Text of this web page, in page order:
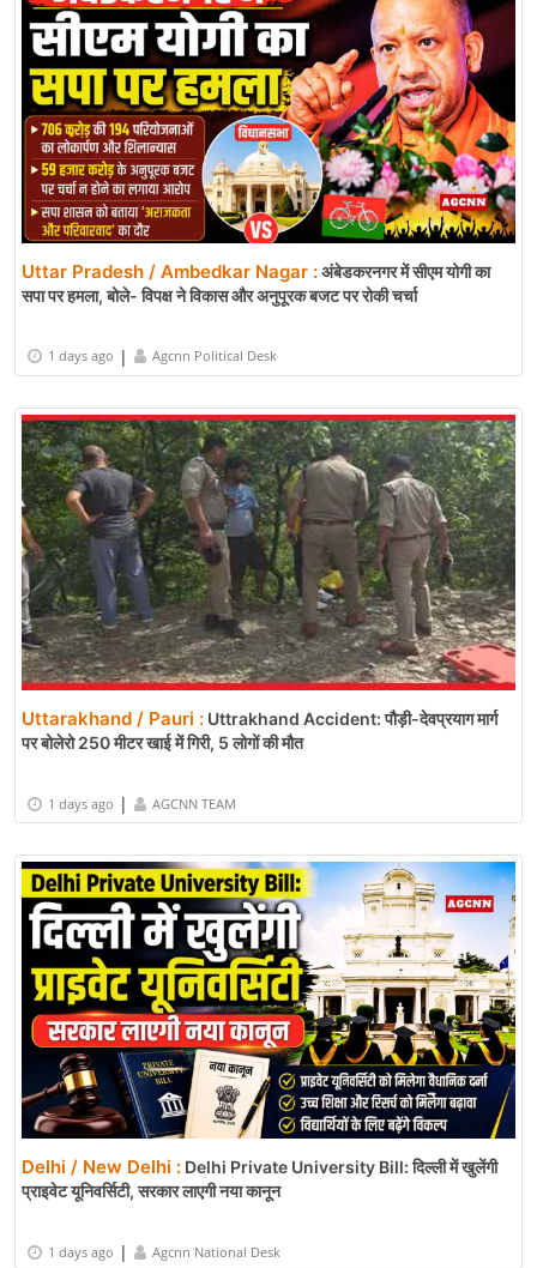
Uttar Pradesh / Ambedkar Nagar :अंबेडकरनगर में सीएम योगी का
सपा पर हमला, बोले- विपक्ष ने विकास और अनुपूरक बजट पर रोकी चर्चा
1 days ago | Agcnn Political Desk
Uttarakhand / Pauri : Uttrakhand Accident: पौड़ी-देवप्रयाग मार्ग
पर बोलेरो 250 मीटर खाई में गिरी, 5 लोगों की मौत
1 days ago | AGCNN TEAM
Delhi / New Delhi : Delhi Private University Bill: दिल्ली में खुलेंगी
प्राइवेट यूनिवर्सिटी, सरकार लाएगी नया कानून
1 days ago | Agcnn National Desk